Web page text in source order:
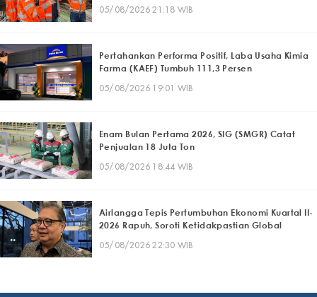
05/08/2026 21:18 WIB
Pertahankan Performa Positif, Laba Usaha Kimia
Farma (KAEF) Tumbuh 111,3 Persen
05/08/2026 19:01 WIB
Enam Bulan Pertama 2026, SIG (SMGR) Catat
Penjualan 18 Juta Ton
05/08/2026 18:44 WIB
Airlangga Tepis Pertumbuhan Ekonomi Kuartal II-
2026 Rapuh, Soroti Ketidakpastian Global
05/08/2026 22:30 WIB